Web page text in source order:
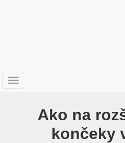
T
Ako na
končeky